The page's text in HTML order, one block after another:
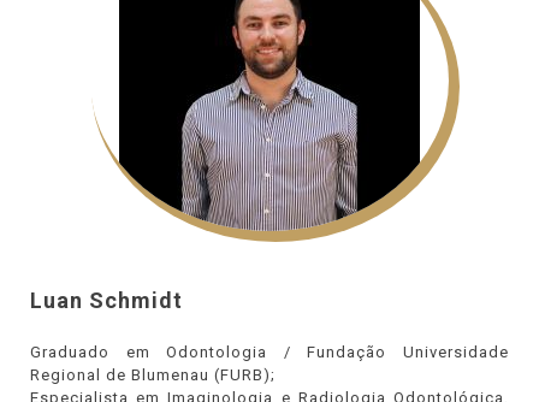
Luan Schmidt
Graduado em Odontologia / Fundação Universidade
Regional de Blumenau (FURB);
Especialista em Imaginologia e Radiologia Odontológica,